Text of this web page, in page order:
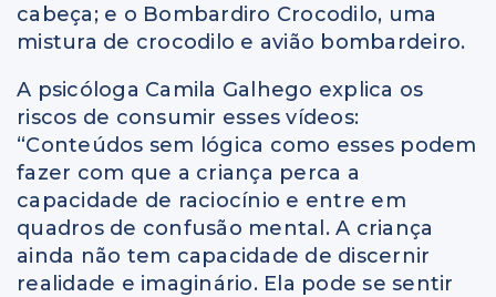
cabeça; e o Bombardiro Crocodilo, uma
mistura de crocodilo e avião bombardeiro.
A psicóloga Camila Galhego explica os
riscos de consumir esses vídeos:
“Conteúdos sem lógica como esses podem
fazer com que a criança perca a
capacidade de raciocínio e entre em
quadros de confusão mental. A criança
ainda não tem capacidade de discernir
realidade e imaginário. Ela pode se sentir